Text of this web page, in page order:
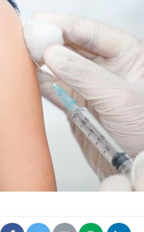
Pourquoi manger moins
de protéines pourrait
finalement être bénéfique
Grossesse et chaleur : ce
que dit la science